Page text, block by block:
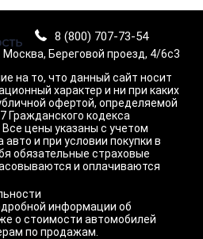
8 (800) 707-73-54
Москва, Береговой проезд, 4/6с3
на то, что данный сайт носит
характер и ни при каких
офертой, определяемой
Гражданского кодекса
цены указаны с учетом
и при условии покупки в
обязательные страховые
и оплачиваются
информации об
о стоимости автомобилей
по продажам.